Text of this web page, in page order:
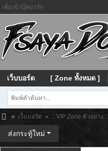
เพิ่มเข้าบุ๊คมาร์ก
เว็บบอร์ด [ Zone ทั้งหมด ]
ay
» เว็บบอร์ด › :: VIP Zone ตัวอย่าง ::
ส่งกระทู้ใหม่